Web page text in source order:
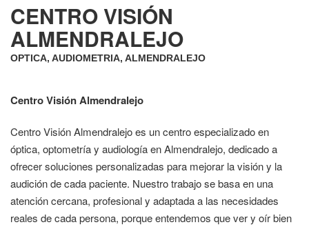
CENTRO VISIÓN
ALMENDRALEJO
OPTICA, AUDIOMETRIA, ALMENDRALEJO
Centro Visión Almendralejo
Centro Visión Almendralejo es un centro especializado en
óptica, optometría y audiología en Almendralejo, dedicado a
ofrecer soluciones personalizadas para mejorar la visión y la
audición de cada paciente. Nuestro trabajo se basa en una
atención cercana, profesional y adaptada a las necesidades
reales de cada persona, porque entendemos que ver y oír bien